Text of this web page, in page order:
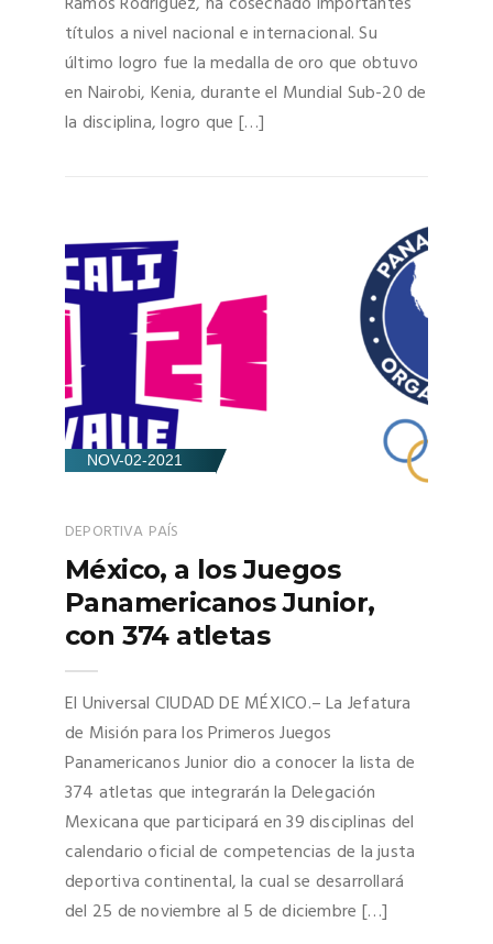
títulos a nivel nacional e internacional. Su
último logro fue la medalla de oro que obtuvo
en Nairobi, Kenia, durante el Mundial Sub-20 de
la disciplina, logro que […]
NOV-02-2021
DEPORTIVA PAÍS
México, a los Juegos
Panamericanos Junior,
con 374 atletas
El Universal CIUDAD DE MÉXICO.– La Jefatura
de Misión para los Primeros Juegos
Panamericanos Junior dio a conocer la lista de
374 atletas que integrarán la Delegación
Mexicana que participará en 39 disciplinas del
calendario oficial de competencias de la justa
deportiva continental, la cual se desarrollará
del 25 de noviembre al 5 de diciembre […]